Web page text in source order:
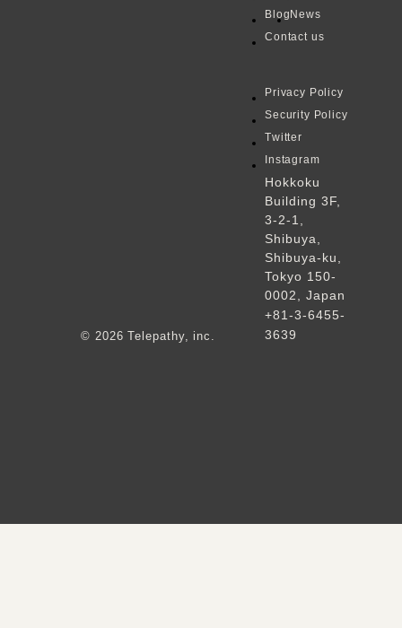
© 2026 Telepathy, inc.
BlogNews
Contact us
Privacy Policy
Security Policy
Twitter（新しいタブで開
Instagram（新しいタブ
Hokkoku
Building 3F,
3-2-1,
Shibuya,
Shibuya-ku,
Tokyo 150-
0002, Japan
+81-3-6455-
3639